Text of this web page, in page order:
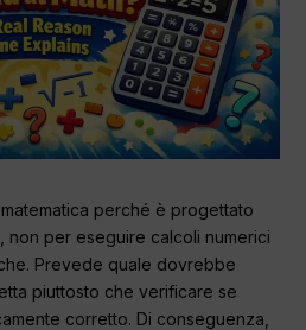
perché è progettato
non per eseguire calcoli numerici
Prevede quale dovrebbe
piuttosto che verificare se
corretto. Di conseguenza,